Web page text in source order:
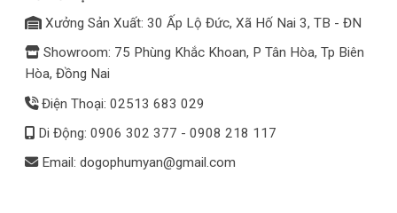
Xưởng Sản Xuất: 30 Ấp Lộ Đức, Xã Hố Nai 3, TB - ĐN
Showroom: 75 Phùng Khắc Khoan, P Tân Hòa, Tp Biên
Hòa, Đồng Nai
Điện Thoại: 02513 683 029
Di Động: 0906 302 377 - 0908 218 117
Email: dogophumyan@gmail.com